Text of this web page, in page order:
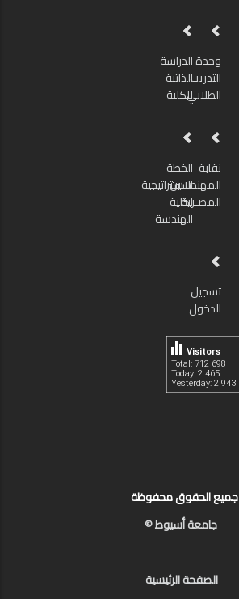
وحدة
التدريب
الطلابي
الدراسة
الذاتية
للكلية
نقابة
المهندسين
المصـرية
الخطة
الاستراتيجية
لكلية
الهندسة
تسجيل
الدخول
Total: 712 698
Today: 2 465
Yesterday: 2 943
Visitors
جميع الحقوق محفوظة
جامعة أسيوط ©
الصفحة الرئيسية